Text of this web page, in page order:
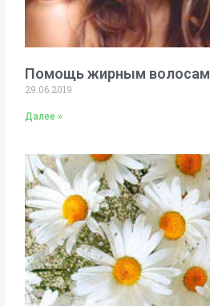
Помощь жирным волосам
29.06.2019
Далее »